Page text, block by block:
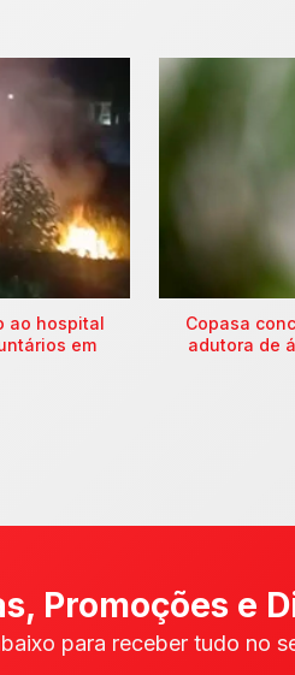
ao hospital
em
Copasa
adutora de
Promoções e
para receber tudo no